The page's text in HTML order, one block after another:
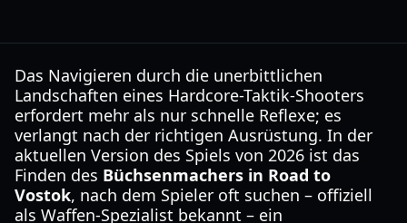
Das Navigieren durch die unerbittlichen
Landschaften eines Hardcore-Taktik-Shooters
erfordert mehr als nur schnelle Reflexe; es
verlangt nach der richtigen Ausrüstung. In der
aktuellen Version des Spiels von 2026 ist das
Finden des Büchsenmachers in Road to
Vostok, nach dem Spieler oft suchen – offiziell
als Waffen-Spezialist bekannt – ein